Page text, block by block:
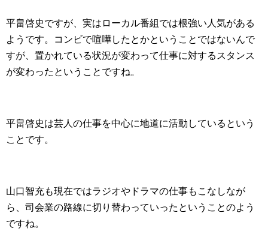
平畠啓史ですが、実はローカル番組では根強い人気がある
ようです。コンビで喧嘩したとかということではないんで
すが、置かれている状況が変わって仕事に対するスタンス
が変わったということですね。
平畠啓史は芸人の仕事を中心に地道に活動しているという
ことです。
山口智充も現在ではラジオやドラマの仕事もこなしなが
ら、司会業の路線に切り替わっていったということのよう
ですね。